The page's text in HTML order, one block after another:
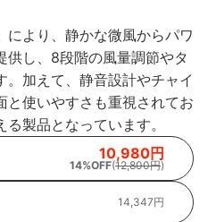
より、静かな微風からパワ
供し、8段階の風量調節やタ
加えて、静音設計やチャイ
と使いやすさも重視されてお
製品となっています。
10,980円
14%OFF(12,800円)
14,347円